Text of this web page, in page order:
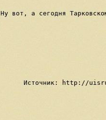
Ну вот, а сегодня